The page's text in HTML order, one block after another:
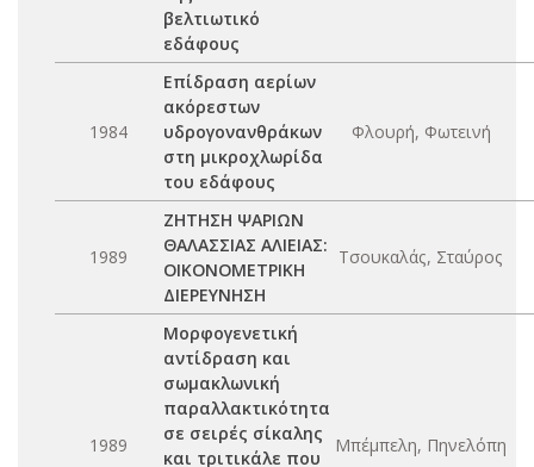
βελτιωτικό
εδάφους
1984
Επίδραση αερίων
ακόρεστων
υδρογονανθράκων
στη μικροχλωρίδα
του εδάφους
Φλουρή, Φωτεινή
1989
ΖΗΤΗΣΗ ΨΑΡΙΩΝ
ΘΑΛΑΣΣΙΑΣ ΑΛΙΕΙΑΣ:
ΟΙΚΟΝΟΜΕΤΡΙΚΗ
ΔΙΕΡΕΥΝΗΣΗ
Τσουκαλάς, Σταύρος
1989
Μορφογενετική
αντίδραση και
σωμακλωνική
παραλλακτικότητα
σε σειρές σίκαλης
και τριτικάλε που
Μπέμπελη, Πηνελόπη